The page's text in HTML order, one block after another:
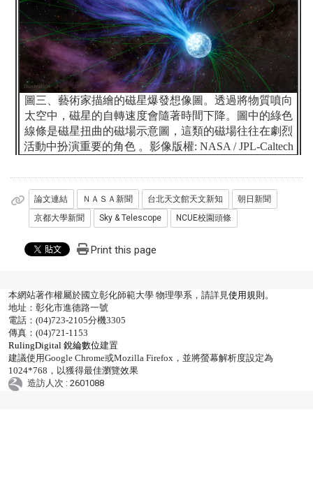
圖三、藝術家描繪的磁星爆發想像圖。透過將物質噴向
太空中，磁星的自轉速度會隨著時間下降。圖中的綠色
線條是磁星扭曲的磁場示意圖，這類的磁場往往在劇烈
活動中扮演重要的角色 。影像版權: NASA / JPL-Caltech
論文連結 ＮＡＳＡ新聞 台北天文館天文新知
朝日新聞
京都大學新聞
Sky & Telescope NCUE校園頭條
Print this page
本網站著作權屬於國立彰化師範大學 物理學系，請詳見使用規則 。
地址：彰化市進德路一號
電話：(04)723-2105分機3305
傳真：(04)721-1153
RulingDigital 銳綸數位建置
建議使用Google Chrome或Mozilla Firefox，並將螢幕解析度設定為
1024*768，以獲得最佳瀏覽效果
造訪人次 : 2601088